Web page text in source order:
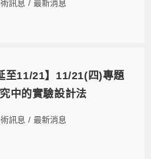
訊息 / 最新消息
至11/21】11/21(四)專題
中的實驗設計法
訊息 / 最新消息